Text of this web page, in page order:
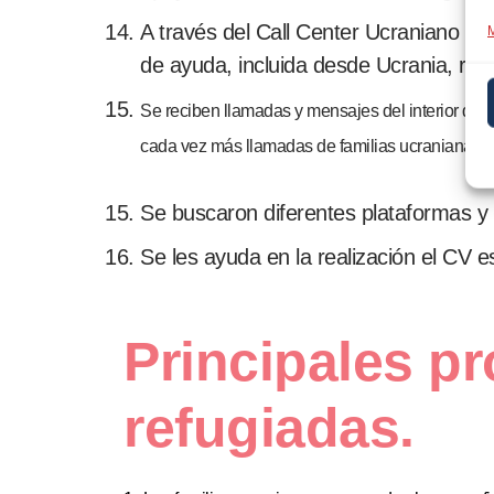
A través del Call Center Ucraniano
de ayuda, incluida desde Ucrania,
Se reciben llamadas y mensajes del interior de
cada vez más llamadas de familias ucranianas
Se buscaron diferentes plataformas
Se les ayuda en la realización el CV
Principales
refugiadas.